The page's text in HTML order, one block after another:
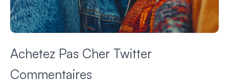
Achetez Pas Cher Twitter
Commentaires